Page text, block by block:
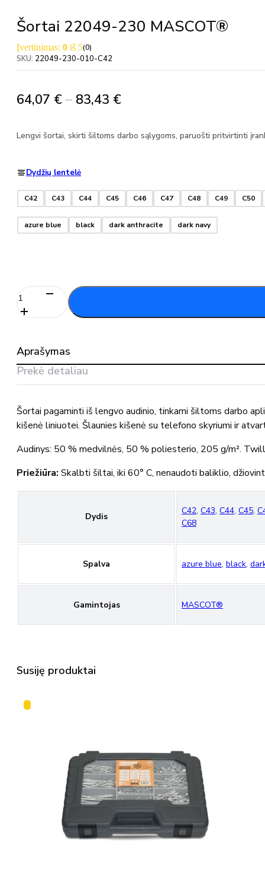
Šortai 22049-230 MASCOT®
Įvertinimas: 0 iš 5(0)
SKU: 22049-230-010-C42
64,07 € – 83,43 €Price
64,07 €
Lengvi šortai, skirti šiltoms darbo sąlygoms, paruošti pritvirtinti
Dydžių lentelė
C42 C43 C44 C45 C46 C47 C48 C49 C50
azure blue black dark anthracite dark navy
produkto
kiekis:
Šortai
MASCOT®
Aprašymas
Prekė detaliau
Šortai pagaminti iš lengvo audinio, tinkami šiltoms darbo
kišenė liniuotei. Šlaunies kišenė su telefono skyriumi ir
Audinys: 50 % medvilnės, 50 % poliesterio, 205 g/m².
Priežiūra: Skalbti šiltai, iki 60° C, nenaudoti baliklio,
Dydis
C42, C43, C44, C45,
C68
Spalva azure blue, black,
Gamintojas MASCOT®
Susiję produktai